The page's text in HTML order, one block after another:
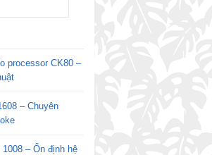
processor CK80 –
– Chuyên
– Ổn định hệ